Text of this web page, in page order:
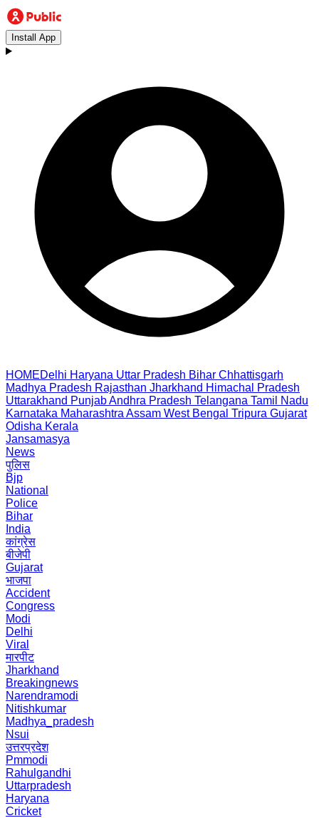
Install App
HOMEDelhi Haryana Uttar Pradesh Bihar Chhattisgarh
Madhya Pradesh Rajasthan Jharkhand Himachal Pradesh
Uttarakhand PunjabAndhra Pradesh Telangana Tamil Nadu
Karnataka Maharashtra Assam West Bengal Tripura Gujarat
Odisha Kerala
Jansamasya
News
पुलिस
Bjp
National
Police
Bihar
India
कांग्रेस
बीजेपी
Gujarat
भाजपा
Accident
Congress
Modi
Delhi
Viral
मारपीट
Jharkhand
Breakingnews
Narendramodi
Nitishkumar
Madhya_pradesh
Nsui
उत्तरप्रदेश
Pmmodi
Rahulgandhi
Uttarpradesh
Haryana
Cricket